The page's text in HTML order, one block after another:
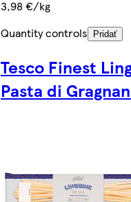
3,98 €/kg
Quantity controls
Pridať
Tesco Finest
Pasta di